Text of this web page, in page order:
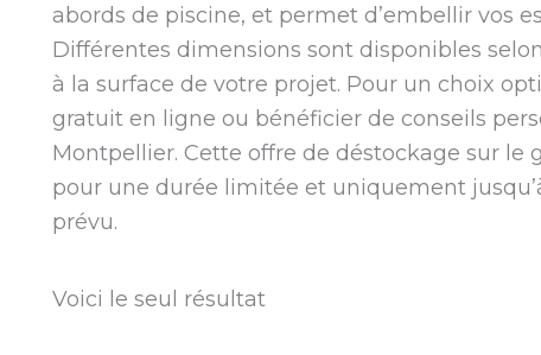
abords de piscine, et permet d’embellir vos
Différentes dimensions sont disponibles
à la surface de votre projet. Pour un choix
gratuit en ligne ou bénéficier de conseils
Montpellier. Cette offre de déstockage sur le
pour une durée limitée et uniquement
prévu.
Voici le seul résultat